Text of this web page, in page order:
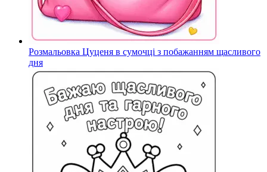
Розмальовка Цуценя в сумочці з побажанням щасливого
дня